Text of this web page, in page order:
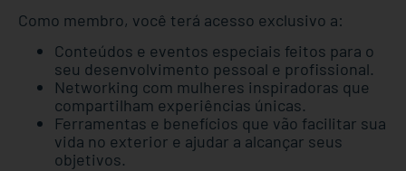
Como membro, você terá acesso exclusivo a:
Conteúdos e eventos especiais feitos para o
seu desenvolvimento pessoal e profissional.
Networking com mulheres inspiradoras que
compartilham experiências únicas.
Ferramentas e benefícios que vão facilitar sua
vida no exterior e ajudar a alcançar seus
objetivos.